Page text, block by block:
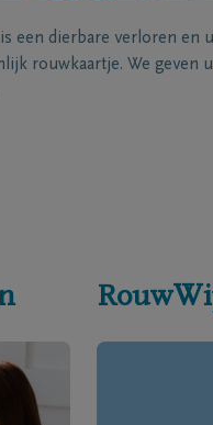
een dierbare verloren en
rouwkaartje. We geven